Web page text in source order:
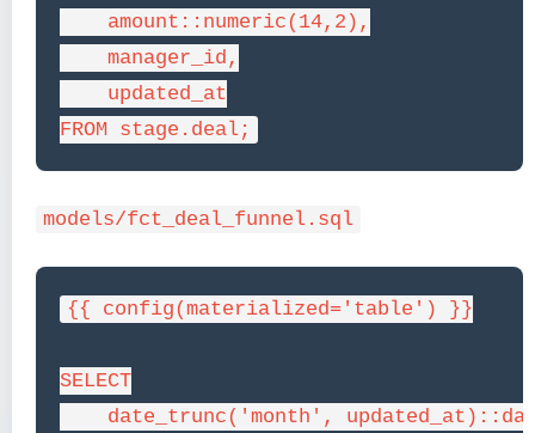
    amount::numeric(14,2),
    manager_id,
    updated_at
FROM stage.deal;
models/fct_deal_funnel.sql
{{ config(materialized='table') }}
SELECT
date_trunc('month',